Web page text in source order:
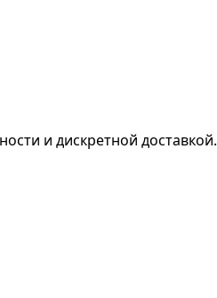
и дискретной доставкой.